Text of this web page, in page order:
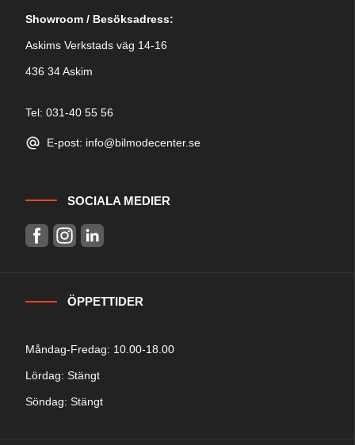
Showroom / Besöksadress:
Askims Verkstads väg 14-16
436 34 Askim
Tel: 031-40 55 56
E-post: info@bilmodecenter.se
SOCIALA MEDIER
ÖPPETTIDER
Måndag-Fredag: 10.00-18.00
Lördag: Stängt
Söndag: Stängt